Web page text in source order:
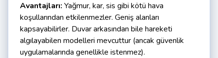
Avantajları: Yağmur, kar, sis gibi kötü hava
koşullarından etkilenmezler. Geniş alanları
kapsayabilirler. Duvar arkasından bile hareketi
algılayabilen modelleri mevcuttur (ancak güvenlik
uygulamalarında genellikle istenmez).